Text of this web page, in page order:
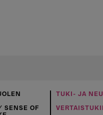
SENSE OF
TUKI- JA